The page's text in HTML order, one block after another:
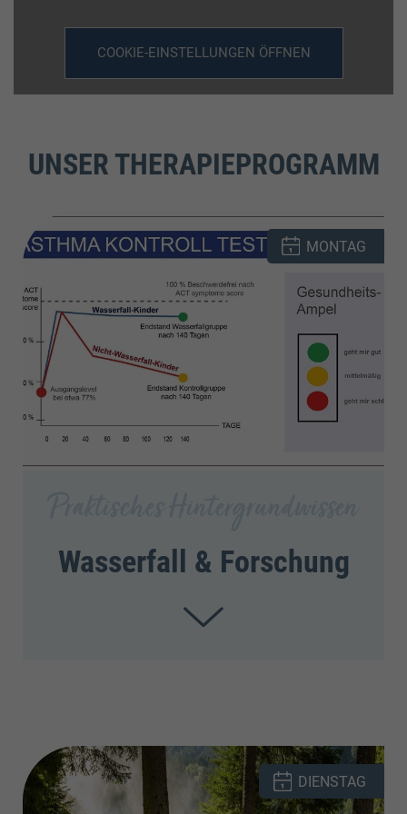
COOKIE-EINSTELLUNGEN ÖFFNEN
COOKIE-EINSTELLUNGEN ÖFFNEN
UNSER THERAPIEPROGRAMM
MONTAG
Wasserfall & Forschung
Anmeldung
bis Montag 12:00 Uhr
DIENSTAG